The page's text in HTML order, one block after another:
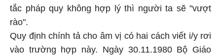
tắc pháp quy không hợp lý thì người ta sẽ "vượt
rào".
Quy định chính tả cho âm vị có hai cách viết i/y rơi
vào trường hợp này. Ngày 30.11.1980 Bộ Giáo